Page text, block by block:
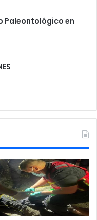
Paleontológico en